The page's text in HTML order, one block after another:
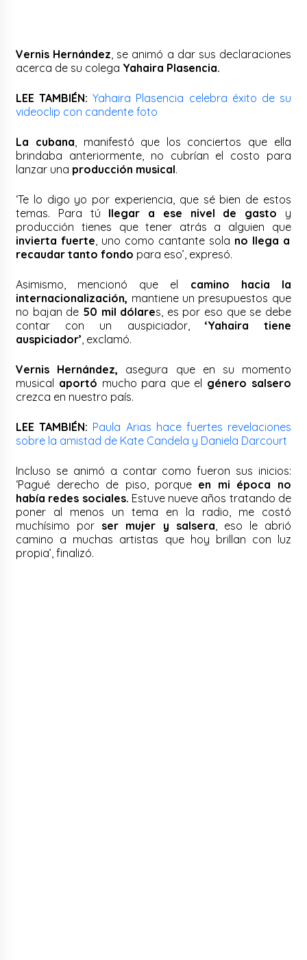
Vernis Hernández , se animó a dar sus declaraciones
acerca de su colega Yahaira Plasencia.
LEE TAMBIÉN:Yahaira Plasencia celebra éxito de su
videoclip con candente foto
La cubana , manifestó que los conciertos que ella
brindaba anteriormente, no cubrían el costo para
lanzar una producción musical.
‘Te lo digo yo por experiencia, que sé bien de estos
temas. Para tú llegar a ese nivel de gasto y
producción tienes que tener atrás a alguien que
invierta fuerte , uno como cantante sola no llega a
recaudar tanto fondo para eso’, expresó.
Asimismo, mencionó que el camino hacia la
internacionalización, mantiene un presupuestos que
no bajan de 50 mil dólares, es por eso que se debe
contar con un auspiciador,
‘Yahaira tiene
auspiciador’ , exclamó.
Vernis Hernández, asegura que en su momento
musical aportó mucho para que el género salsero
crezca en nuestro país.
LEE TAMBIÉN: Paula Arias hace fuertes revelaciones
sobre la amistad de Kate Candela y Daniela Darcourt
Incluso se animó a contar como fueron sus inicios:
‘Pagué derecho de piso, porque en mi época no
había redes sociales. Estuve nueve años tratando de
poner al menos un tema en la radio, me costó
muchísimo por ser mujer y salsera , eso le abrió
camino a muchas artistas que hoy brillan con luz
propia’, finalizó.